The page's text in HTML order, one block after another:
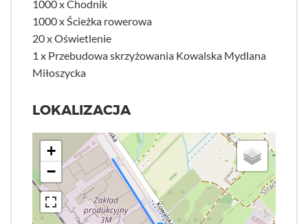
1000 x Chodnik
1000 x Ścieżka rowerowa
20 x Oświetlenie
1 x Przebudowa skrzyżowania Kowalska Mydlana
Miłoszycka
LOKALIZACJA
+
−